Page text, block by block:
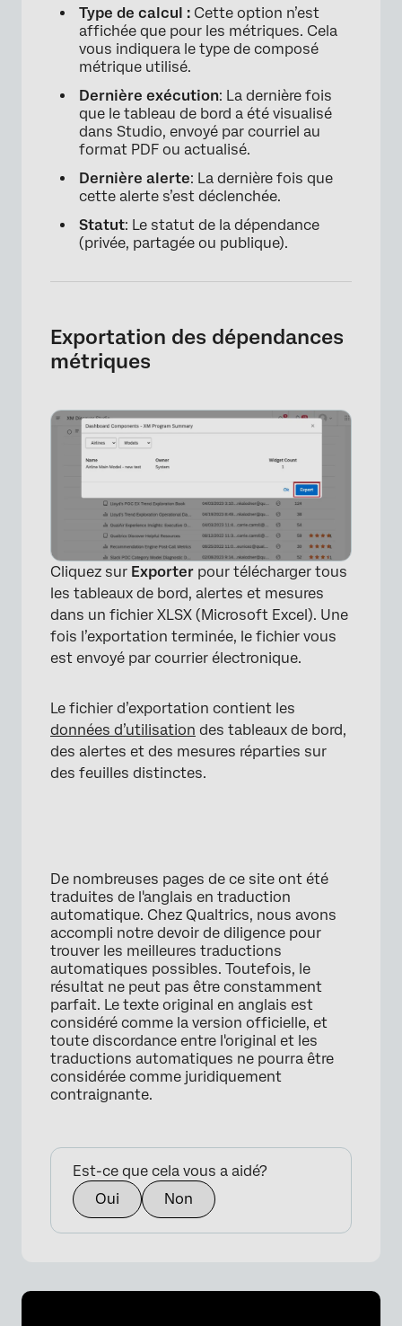
Type de calcul : Cette option n’est
affichée que pour les métriques. Cela
vous indiquera le type de composé
métrique utilisé.
Dernière exécution: La dernière fois
que le tableau de bord a été visualisé
dans Studio, envoyé par courriel au
format PDF ou actualisé.
Dernière alerte: La dernière fois que
cette alerte s’est déclenchée.
Statut: Le statut de la dépendance
(privée, partagée ou publique).
Exportation des dépendances
métriques
Cliquez sur Exporter pour télécharger tous
les tableaux de bord, alertes et mesures
dans un fichier XLSX (Microsoft Excel). Une
fois l’exportation terminée, le fichier vous
est envoyé par courrier électronique.
Le fichier d’exportation contient les
données d’utilisation des tableaux de bord,
des alertes et des mesures réparties sur
des feuilles distinctes.
De nombreuses pages de ce site ont été
traduites de l'anglais en traduction
automatique. Chez Qualtrics, nous avons
accompli notre devoir de diligence pour
trouver les meilleures traductions
automatiques possibles. Toutefois, le
résultat ne peut pas être constamment
parfait. Le texte original en anglais est
considéré comme la version officielle, et
toute discordance entre l'original et les
traductions automatiques ne pourra être
considérée comme juridiquement
contraignante.
Est-ce que cela vous a aidé?
Oui
Non